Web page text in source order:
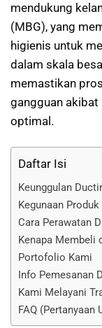
mendukung
(MBG), yang
higienis untuk
dalam skala
memastikan
gangguan akibat
optimal.
Daftar Isi
Keunggulan
Kegunaan
Cara Perawatan
Kenapa Membeli
Portofolio Kami
Info Pemesanan
Kami Melayani
FAQ (Pertanyaan